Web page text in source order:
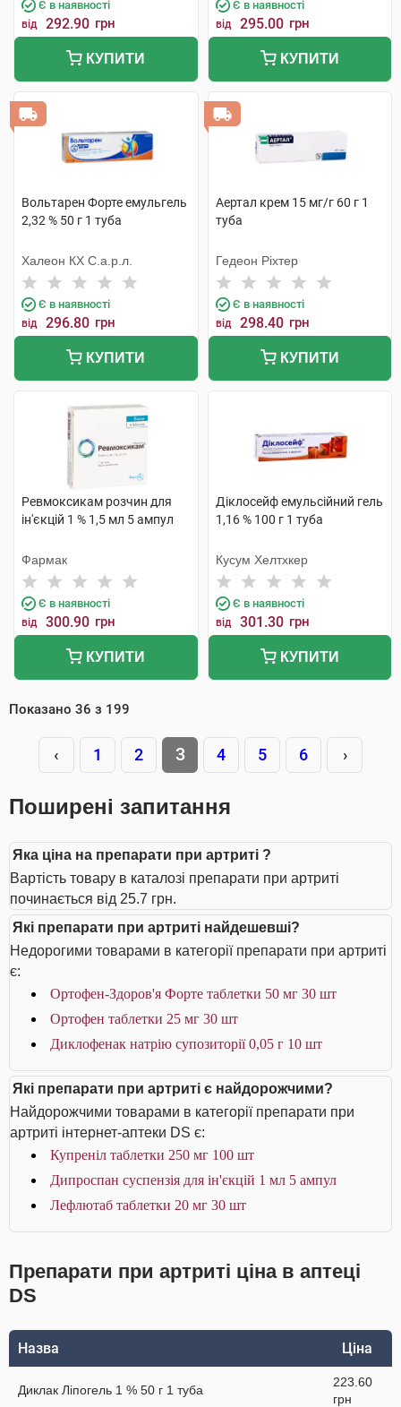
Є в наявності
від 292.90 грн
КУПИТИ
Є в наявності
від 295.00 грн
КУПИТИ
Вольтарен Форте емульгель
2,32 % 50 г 1 туба
Халеон КХ С.а.р.л.
Є в наявності
від 296.80 грн
КУПИТИ
Аертал крем 15 мг/г 60 г 1
туба
Гедеон Ріхтер
Є в наявності
від 298.40 грн
КУПИТИ
Ревмоксикам розчин для
ін'єкцій 1 % 1,5 мл 5 ампул
Фармак
Є в наявності
від 300.90 грн
КУПИТИ
Діклосейф емульсійний гель
1,16 % 100 г 1 туба
Кусум Хелтхкер
Є в наявності
від 301.30 грн
КУПИТИ
Показано 36 з 199
‹ 1 2 3 4 5 6 ›
Поширені запитання
Яка ціна на препарати при артриті ?
Вартість товару в каталозі препарати при артриті
починається від 25.7 грн.
Які препарати при артриті найдешевші?
Недорогими товарами в категорії препарати при артриті
є:
Ортофен-Здоров'я Форте таблетки 50 мг 30 шт
Ортофен таблетки 25 мг 30 шт
Диклофенак натрію супозиторії 0,05 г 10 шт
Які препарати при артриті є найдорожчими?
Найдорожчими товарами в категорії препарати при
артриті інтернет-аптеки DS є:
Купреніл таблетки 250 мг 100 шт
Дипроспан суспензія для ін'єкцій 1 мл 5 ампул
Лефлютаб таблетки 20 мг 30 шт
Препарати при артриті ціна в аптеці
DS
Назва Ціна
Диклак Ліпогель 1 % 50 г 1 туба
223.60
грн